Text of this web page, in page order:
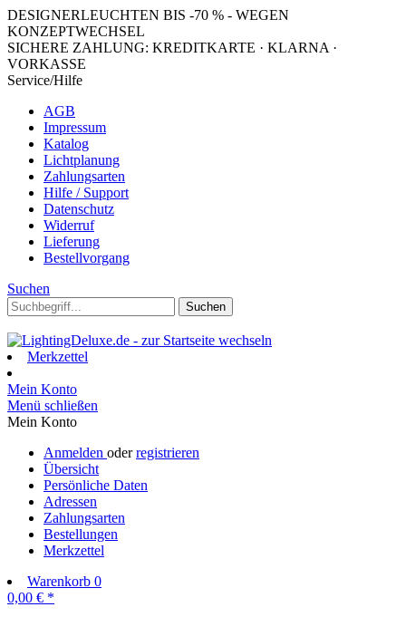
DESIGNERLEUCHTEN BIS -70 % - WEGEN
KONZEPTWECHSEL
SICHERE ZAHLUNG: KREDITKARTE · KLARNA ·
VORKASSE
Service/Hilfe
AGB
Impressum
Katalog
Lichtplanung
Zahlungsarten
Hilfe / Support
Datenschutz
Widerruf
Lieferung
Bestellvorgang
Suchen
Suchen
Merkzettel
Mein Konto
Menü schließen
Mein Konto
Anmelden oderregistrieren
Übersicht
Persönliche Daten
Adressen
Zahlungsarten
Bestellungen
Merkzettel
Warenkorb 0
0,00 € *